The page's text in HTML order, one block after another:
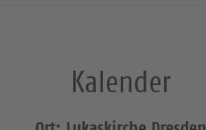
Kalender